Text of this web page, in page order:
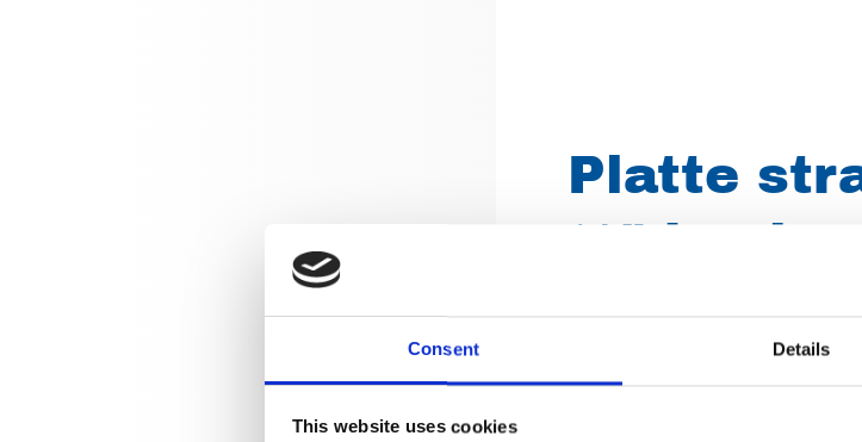
Consent Details
This website uses cookies
Platte
¼" bu.dr.,
D2565